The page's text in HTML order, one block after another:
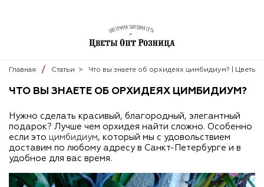
Главная Статьи > Что вы знаете об орхидеях цимбидиум? |
ЧТО ВЫ ЗНАЕТЕ ОБ ОРХИДЕЯХ ЦИМБИДИУМ?
Нужно сделать красивый, благородный, элегантный
подарок? Лучше чем орхидея найти сложно. Особенно
если это цимбидиум, который мы с удовольствием
доставим по любому адресу в Санкт-Петербурге и в
удобное для вас время.